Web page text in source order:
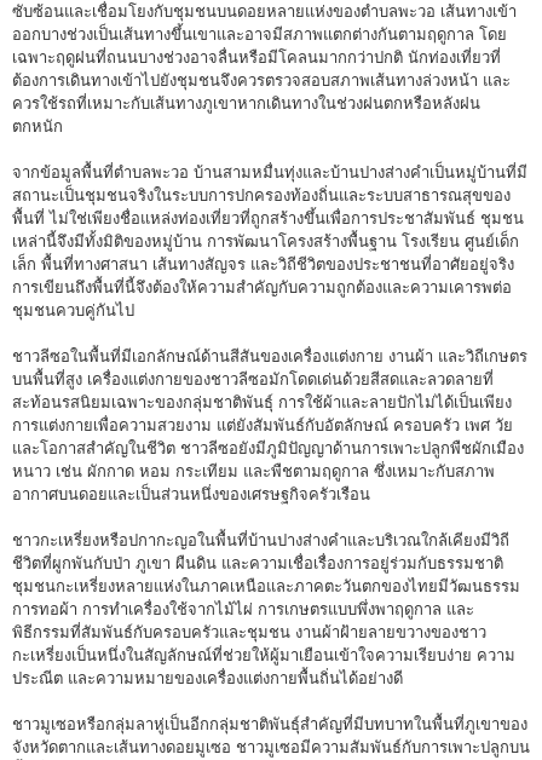
ซับซ้อนและเชื่อมโยงกับชุมชนบนดอยหลายแห่งของตำบลพะวอ เส้นทางเข้า
ออกบางช่วงเป็นเส้นทางขึ้นเขาและอาจมีสภาพแตกต่างกันตามฤดูกาล โดย
เฉพาะฤดูฝนที่ถนนบางช่วงอาจลื่นหรือมีโคลนมากกว่าปกติ นักท่องเที่ยวที่
ต้องการเดินทางเข้าไปยังชุมชนจึงควรตรวจสอบสภาพเส้นทางล่วงหน้า และ
ควรใช้รถที่เหมาะกับเส้นทางภูเขาหากเดินทางในช่วงฝนตกหรือหลังฝน
ตกหนัก
จากข้อมูลพื้นที่ตำบลพะวอ บ้านสามหมื่นทุ่งและบ้านปางส่างคำเป็นหมู่บ้านที่มี
สถานะเป็นชุมชนจริงในระบบการปกครองท้องถิ่นและระบบสาธารณสุขของ
พื้นที่ ไม่ใช่เพียงชื่อแหล่งท่องเที่ยวที่ถูกสร้างขึ้นเพื่อการประชาสัมพันธ์ ชุมชน
เหล่านี้จึงมีทั้งมิติของหมู่บ้าน การพัฒนาโครงสร้างพื้นฐาน โรงเรียน ศูนย์เด็ก
เล็ก พื้นที่ทางศาสนา เส้นทางสัญจร และวิถีชีวิตของประชาชนที่อาศัยอยู่จริง
การเขียนถึงพื้นที่นี้จึงต้องให้ความสำคัญกับความถูกต้องและความเคารพต่อ
ชุมชนควบคู่กันไป
ชาวลีซอในพื้นที่มีเอกลักษณ์ด้านสีสันของเครื่องแต่งกาย งานผ้า และวิถีเกษตร
บนพื้นที่สูง เครื่องแต่งกายของชาวลีซอมักโดดเด่นด้วยสีสดและลวดลายที่
สะท้อนรสนิยมเฉพาะของกลุ่มชาติพันธุ์ การใช้ผ้าและลายปักไม่ได้เป็นเพียง
การแต่งกายเพื่อความสวยงาม แต่ยังสัมพันธ์กับอัตลักษณ์ ครอบครัว เพศ วัย
และโอกาสสำคัญในชีวิต ชาวลีซอยังมีภูมิปัญญาด้านการเพาะปลูกพืชผักเมือง
หนาว เช่น ผักกาด หอม กระเทียม และพืชตามฤดูกาล ซึ่งเหมาะกับสภาพ
อากาศบนดอยและเป็นส่วนหนึ่งของเศรษฐกิจครัวเรือน
ชาวกะเหรี่ยงหรือปกากะญอในพื้นที่บ้านปางส่างคำและบริเวณใกล้เคียงมีวิถี
ชีวิตที่ผูกพันกับป่า ภูเขา ผืนดิน และความเชื่อเรื่องการอยู่ร่วมกับธรรมชาติ
ชุมชนกะเหรี่ยงหลายแห่งในภาคเหนือและภาคตะวันตกของไทยมีวัฒนธรรม
การทอผ้า การทำเครื่องใช้จากไม้ไผ่ การเกษตรแบบพึ่งพาฤดูกาล และ
พิธีกรรมที่สัมพันธ์กับครอบครัวและชุมชน งานผ้าฝ้ายลายขวางของชาว
กะเหรี่ยงเป็นหนึ่งในสัญลักษณ์ที่ช่วยให้ผู้มาเยือนเข้าใจความเรียบง่าย ความ
ประณีต และความหมายของเครื่องแต่งกายพื้นถิ่นได้อย่างดี
ชาวมูเซอหรือกลุ่มลาหู่เป็นอีกกลุ่มชาติพันธุ์สำคัญที่มีบทบาทในพื้นที่ภูเขาของ
จังหวัดตากและเส้นทางดอยมูเซอ ชาวมูเซอมีความสัมพันธ์กับการเพาะปลูกบน